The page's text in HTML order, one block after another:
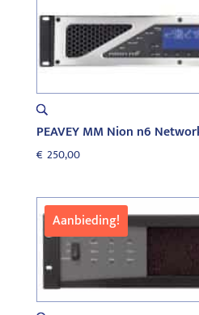
PEAVEY MM Nion n6
€ 250,00
Aanbieding!